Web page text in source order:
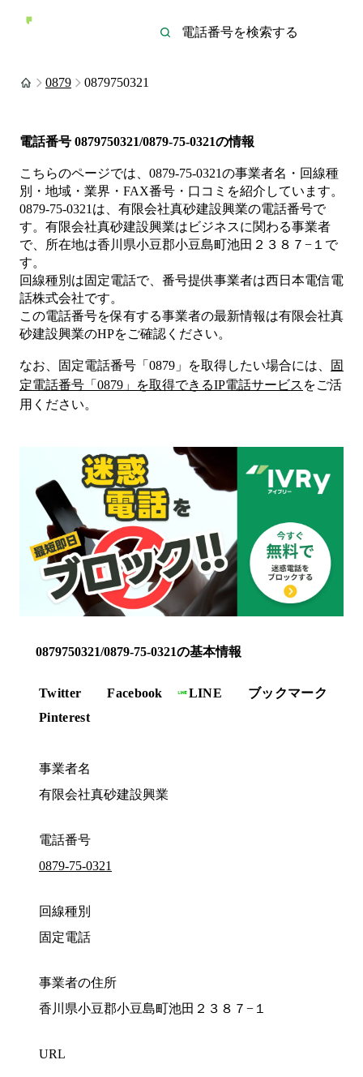
0879 0879750321
電話番号 0879750321/0879-75-0321の情報
こちらのページでは、 0879-75-0321の事業者名・回線種
別・地域・業界・FAX番号・口コミを紹介しています。
0879-75-0321 は、 有限会社真砂建設興業の電話番号で
す。 有限会社真砂建設興業は ビジネスに関わる事業者
で、所在地は香川県小豆郡小豆島町池田２３８７−１ で
す。
回線種別は固定電話で、番号提供事業者は西日本電信電
話株式会社です。
この電話番号を保有する事業者の最新情報は有限会社真
砂建設興業のHPをご確認ください。
なお、固定電話番号「 0879 」を取得したい場合には、
固
定電話番号「 0879 」を取得できるIP電話サービス をご活
用ください。
0879750321/0879-75-0321の基本情報
Twitter Facebook LINE
ブックマーク
Pinterest
事業者名
有限会社真砂建設興業
電話番号
0879-75-0321
回線種別
固定電話
事業者の住所
香川県小豆郡小豆島町池田２３８７−１
URL